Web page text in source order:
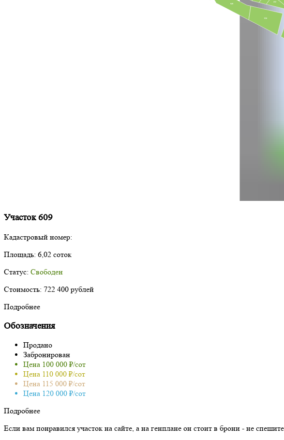
432
949
950
Участок 609
Кадастровый номер:
Площадь: 6,02 соток
Статус: Свободен
Стоимость: 722 400 рублей
Подробнее
Обозначения
Продано
Забронирован
Цена 100 000 ₽/сот
Цена 110 000 ₽/сот
Цена 115 000 ₽/сот
Цена 120 000 ₽/сот
Подробнее
Если вам понравился участок на сайте, а на генплане он стоит в брони - не